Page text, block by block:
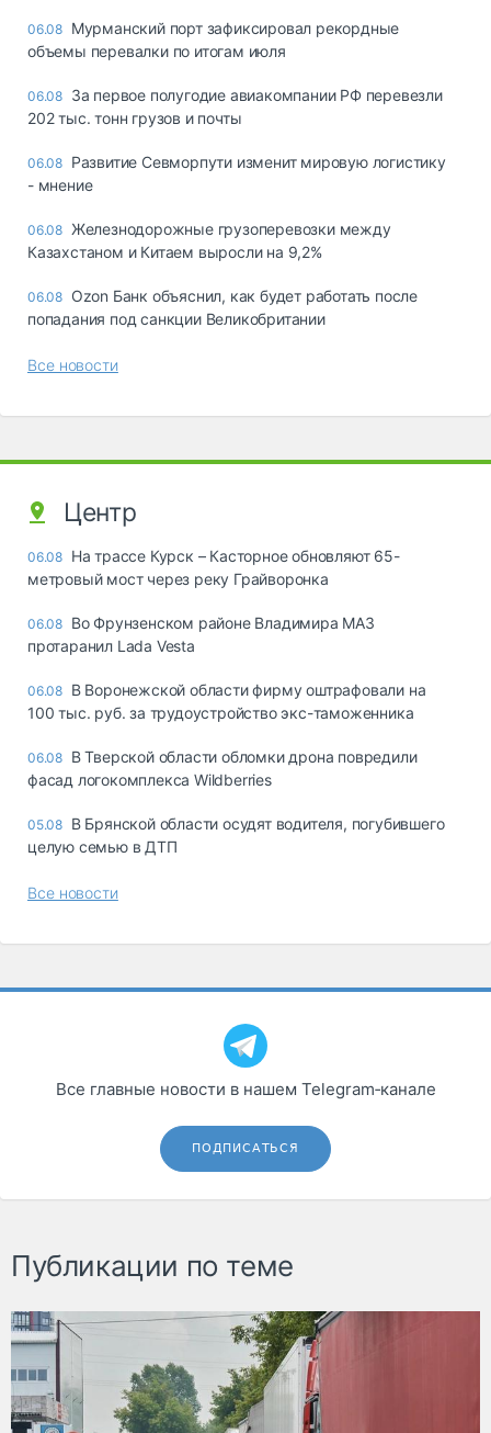
06.08 Мурманский порт зафиксировал рекордные
объемы перевалки по итогам июля
06.08 За первое полугодие авиакомпании РФ перевезли
202 тыс. тонн грузов и почты
06.08 Развитие Севморпути изменит мировую логистику
- мнение
06.08 Железнодорожные грузоперевозки между
Казахстаном и Китаем выросли на 9,2%
06.08 Ozon Банк объяснил, как будет работать после
попадания под санкции Великобритании
Все новости
Центр
06.08 На трассе Курск – Касторное обновляют 65-
метровый мост через реку Грайворонка
06.08 Во Фрунзенском районе Владимира МАЗ
протаранил Lada Vesta
06.08 В Воронежской области фирму оштрафовали на
100 тыс. руб. за трудоустройство экс-таможенника
06.08 В Тверской области обломки дрона повредили
фасад логокомплекса Wildberries
05.08 В Брянской области осудят водителя, погубившего
целую семью в ДТП
Все новости
Все главные новости в нашем Telegram‑канале
ПОДПИСАТЬСЯ
Публикации по теме